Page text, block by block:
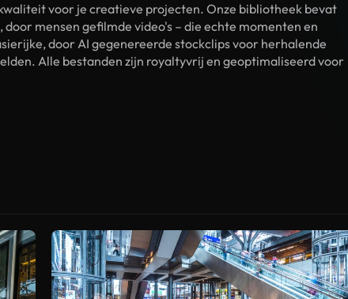
voor je creatieve projecten. Onze bibliotheek bevat
mensen gefilmde video's – die echte momenten en
door AI gegenereerde stockclips voor herhalende
Alle bestanden zijn royaltyvrij en geoptimaliseerd voor